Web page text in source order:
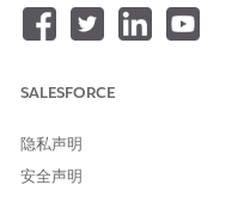
SALESFORCE
隐私声明
安全声明